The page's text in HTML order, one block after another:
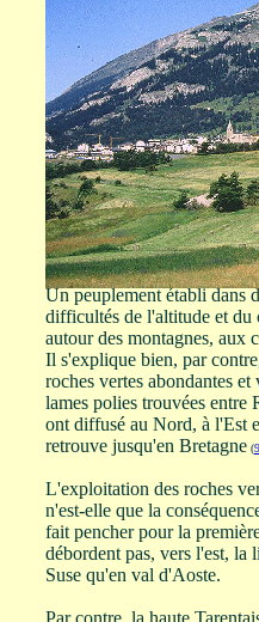
F.Fedele dès 1976 puis
l'Arc, de la Doire Baltée et
les parties moyennes et
des sillons
que le Val de Suse s'ouvre
J'irai plus loin que mes
celles de la Doire Ripaire,
peuplement initial provient
d'une entité alpine disposée
transalpins sur des terroirs
climat était plus clément
Les ressources
Un peuplement établi dans
difficultés de l'altitude et du
autour des montagnes, aux
Il s'explique bien, par
roches vertes abondantes
lames polies trouvées entre
ont diffusé au Nord, à l'Est
retrouve jusqu'en Bretagne (
L'exploitation des roches
n'est-elle que la
fait pencher pour la
débordent pas, vers l'est, la
Suse qu'en val d'Aoste.
Par contre, la haute